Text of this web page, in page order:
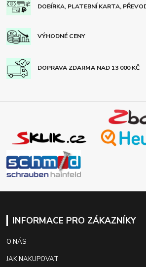
DOBÍRKA, PLATEBNÍ KARTA,
VÝHODNÉ CENY
DOPRAVA ZDARMA NAD 13 000 KČ
INFORMACE PRO ZÁKAZNÍKY
O NÁS
JAK NAKUPOVAT